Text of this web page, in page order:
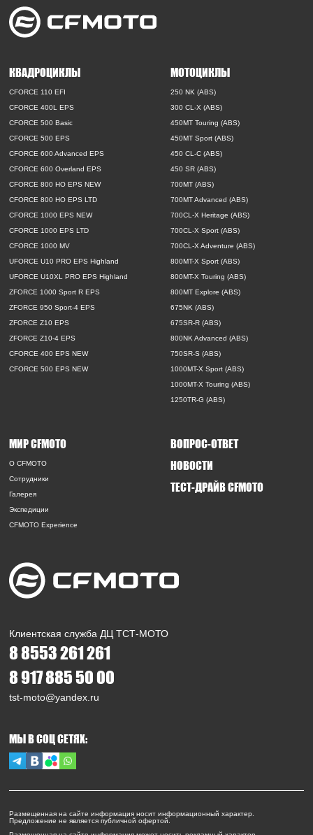
Клиентская служба ДЦ ТСТ-МОТО
8 8553 261 261
8 917 885 50 00
tst-moto@yandex.ru
МЫ В СОЦ СЕТЯХ:
КВАДРОЦИКЛЫ
CFORCE 110 EFI
CFORCE 400L EPS
CFORCE 500 Basic
CFORCE 500 EPS
CFORCE 600 Advanced EPS
CFORCE 600 Overland EPS
CFORCE 800 HO EPS NEW
CFORCE 800 HO EPS LTD
CFORCE 1000 EPS NEW
CFORCE 1000 EPS LTD
CFORCE 1000 MV
UFORCE U10 PRO EPS Highland
UFORCE U10XL PRO EPS Highland
ZFORCE 1000 Sport R EPS
ZFORCE 950 Sport-4 EPS
ZFORCE Z10 EPS
ZFORCE Z10-4 EPS
CFORCE 400 EPS NEW
CFORCE 500 EPS NEW
МОТОЦИКЛЫ
250 NK (ABS)
300 CL-X (ABS)
450MT Touring (ABS)
450MT Sport (ABS)
450 CL-C (ABS)
450 SR (ABS)
700MT (ABS)
700MT Advanced (ABS)
700CL-X Heritage (ABS)
700CL-X Sport (ABS)
700CL-X Adventure (ABS)
800MT-X Sport (ABS)
800MT-X Touring (ABS)
800MT Explore (ABS)
675NK (ABS)
675SR-R (ABS)
800NK Advanced (ABS)
750SR-S (ABS)
1000MT-X Sport (ABS)
1000MT-X Touring (ABS)
1250TR-G (ABS)
МИР CFMOTO
O CFMOTO
Сотрудники
Галерея
Экспедиции
CFMOTO Experience
ВОПРОС-ОТВЕТ
НОВОСТИ
ТЕСТ-ДРАЙВ CFMOTO
Размещенная на сайте информация носит информационный характер.
Предложение не является публичной офертой.